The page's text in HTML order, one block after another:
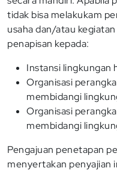
tidak bisa melakukam
usaha dan/atau
penapisan kepada:
Instansi lingkungan
Organisasi
membidangi
Organisasi
membidangi
Pengajuan penetapan
menyertakan penyajian